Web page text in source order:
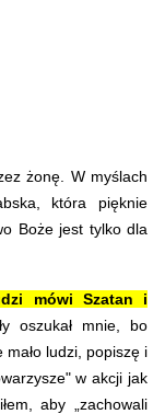
żonę. W myślach
która pięknie
Boże jest tylko dla
mówi Szatan i
oszukał mnie, bo
mało ludzi, popiszę i
w akcji jak
aby „zachowali